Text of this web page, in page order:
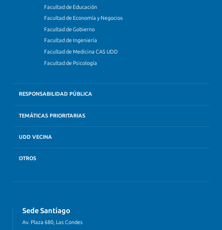
Facultad de Educación
Facultad de Economía y Negocios
Facultad de Gobierno
Facultad de Ingeniería
Facultad de Medicina CAS UDD
Facultad de Psicología
RESPONSABILIDAD PÚBLICA
TEMÁTICAS PRIORITARIAS
UDD VECINA
OTROS
Sede Santiago
Av. Plaza 680, Las Condes